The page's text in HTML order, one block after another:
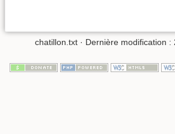
chatillon.txt · Dernière modification :